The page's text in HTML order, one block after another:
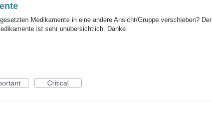
Medikamente in eine andere Ansicht/Gruppe verschieben? Der
ist sehr unübersichtlich. Danke
Critical